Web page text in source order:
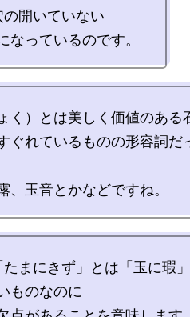
の開いていない
く）とは美しく価値のある
ぐれているものの形容詞だ
たまにきず」とは「玉に瑕
ものなのに